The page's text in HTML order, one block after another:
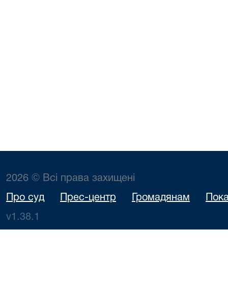
2026 © Всі права захищені
Про суд Прес-центр Громадянам
v1.38.1